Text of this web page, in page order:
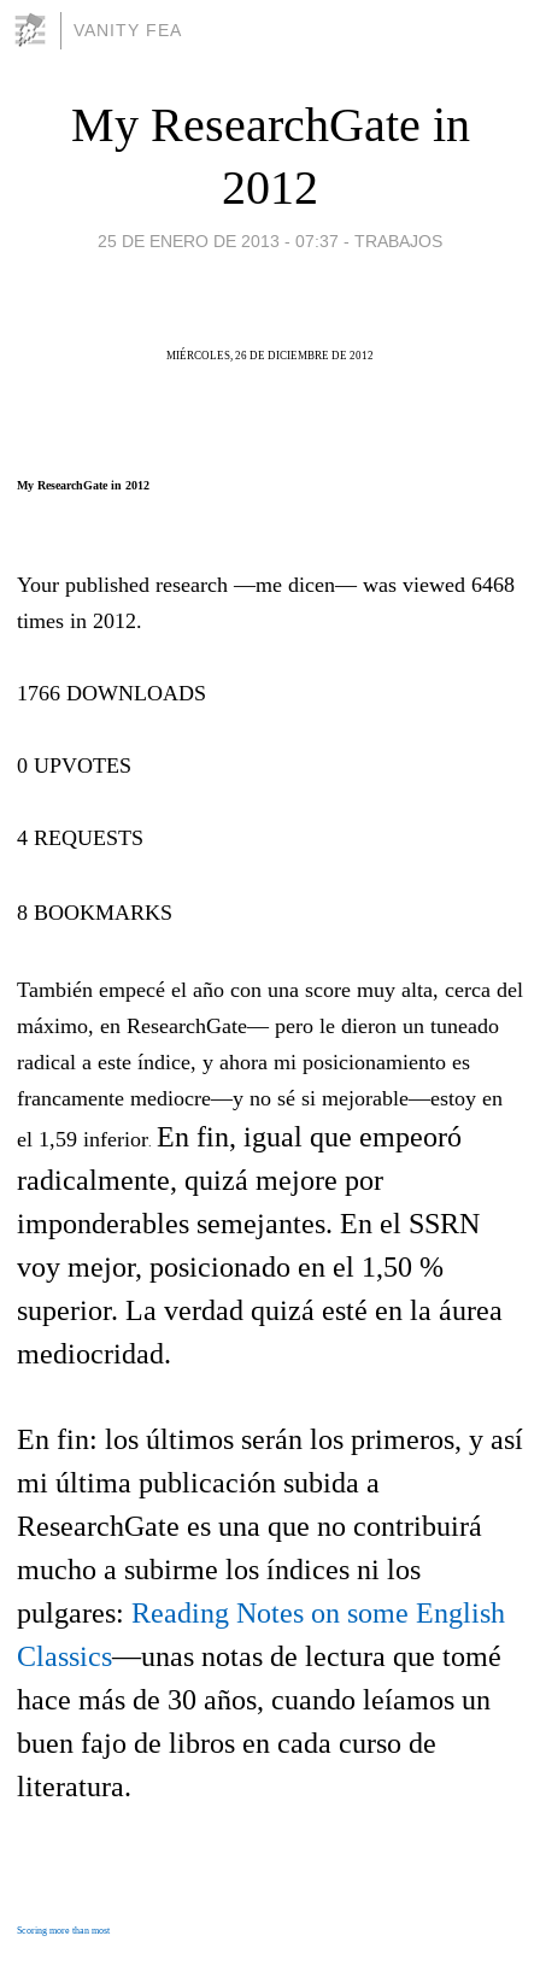
VANITY FEA
My ResearchGate in
2012
25 DE ENERO DE 2013 - 07:37 - TRABAJOS
MIÉRCOLES, 26 DE DICIEMBRE DE 2012
My ResearchGate in 2012
Your published research —me dicen— was viewed 6468
times in 2012.
1766 DOWNLOADS
0 UPVOTES
4 REQUESTS
8 BOOKMARKS
También empecé el año con una score muy alta, cerca del
máximo, en ResearchGate— pero le dieron un tuneado
radical a este índice, y ahora mi posicionamiento es
francamente mediocre—y no sé si mejorable—estoy en
el 1,59 inferior En fin, igual que empeoró
radicalmente, quizá mejore por
imponderables semejantes. En el SSRN
voy mejor, posicionado en el 1,50 %
superior. La verdad quizá esté en la áurea
mediocridad.
En fin: los últimos serán los primeros, y así
mi última publicación subida a
ResearchGate es una que no contribuirá
mucho a subirme los índices ni los
pulgares: Reading Notes on some English
Classics—unas notas de lectura que tomé
hace más de 30 años, cuando leíamos un
buen fajo de libros en cada curso de
literatura.
Scoring more than most